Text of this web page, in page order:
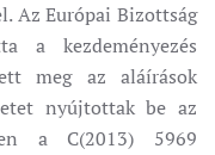
Az Európai Bizottság
a kezdeményezés
meg az aláírások
nyújtottak be az
a C(2013) 5969